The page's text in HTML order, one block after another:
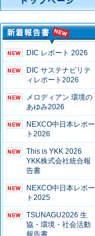
DIC レポート 2026
DIC サステナビリテ
ィレポート2026
メロディアン 環境の
あゆみ2026
NEXCO中日本レポー
ト2026
This is YKK 2026
YKK株式会社統合報
告書
NEXCO中日本レポー
ト2025
TSUNAGU2026 生
協・環境・社会活動
報告書